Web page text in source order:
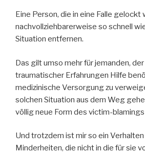
Eine Person, die in eine Falle gelockt
nachvollziehbarerweise so schnell
Situation entfernen.
Das gilt umso mehr für jemanden,
traumatischer Erfahrungen Hilfe
medizinische Versorgung zu
solchen Situation aus dem Weg
völlig neue Form des victim-blamings
Und trotzdem ist mir so ein Verhalten
Minderheiten, die nicht in die für sie